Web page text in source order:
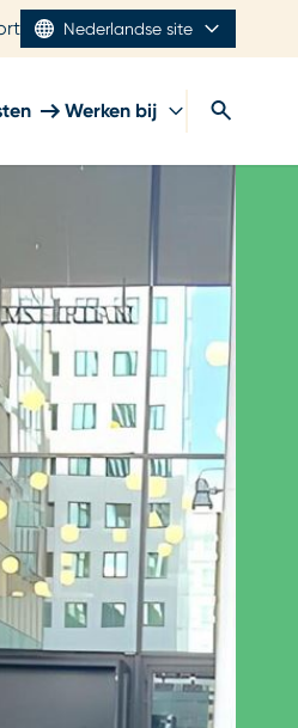
Nederlandse site
Werken bij